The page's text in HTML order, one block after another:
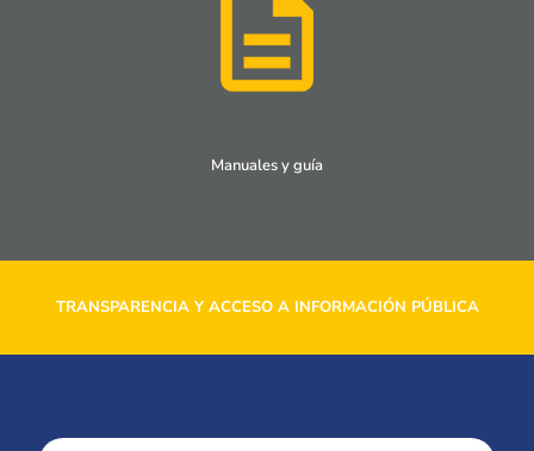
Manuales y guía
TRANSPARENCIA Y ACCESO A INFORMACIÓN PÚBLICA